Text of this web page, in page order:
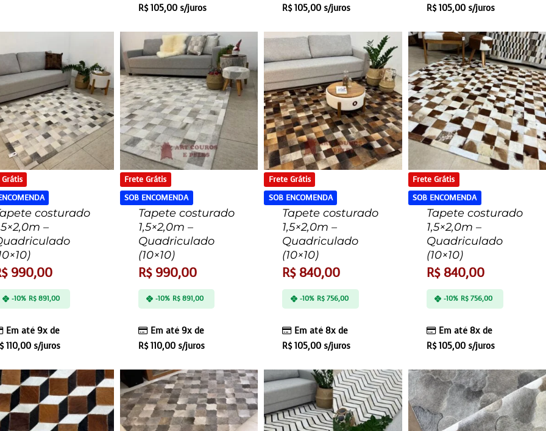
R$105,00s/juros
R$105,00 s/juros
R$105,00s/juros
costurado
–
990,00
Em até 9x de
110,00 s/juros
-10% R$891,00
Frete Grátis
SOB ENCOMENDA
Tapete costurado
1,5×2,0m –
Quadriculado
(10×10)
R$990,00
Em até 9x de
R$110,00s/juros
-10% R$ 891,00
Frete Grátis
SOB ENCOMENDA
Tapete costurado
1,5×2,0m –
Quadriculado
(10×10)
R$840,00
Em até 8x de
R$105,00 s/juros
-10% R$756,00
Frete Grátis
SOB ENCOMENDA
Tapete costurado
1,5×2,0m –
Quadriculado
(10×10)
R$840,00
Em até 8x de
R$105,00s/juros
-10% R$ 756,00